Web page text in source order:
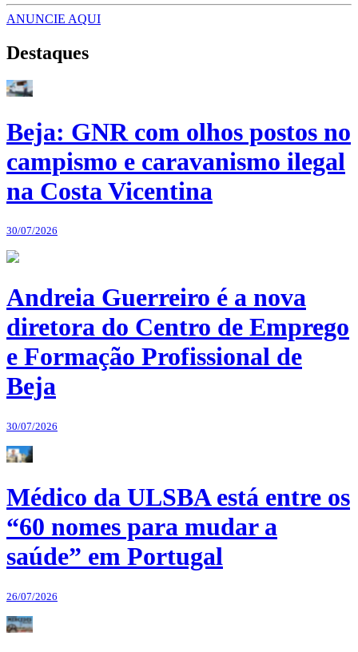
ANUNCIE AQUI
Destaques
Beja: GNR com olhos postos no
campismo e caravanismo ilegal
na Costa Vicentina
30/07/2026
Andreia Guerreiro é a nova
diretora do Centro de Emprego
e Formação Profissional de
Beja
30/07/2026
Médico da ULSBA está entre os
“60 nomes para mudar a
saúde” em Portugal
26/07/2026